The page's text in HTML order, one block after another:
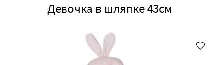
Девочка в шляпке 43см